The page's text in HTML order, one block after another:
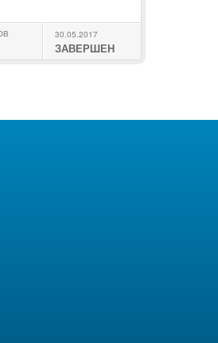
30.05.2017
ЗАВЕРШЕН